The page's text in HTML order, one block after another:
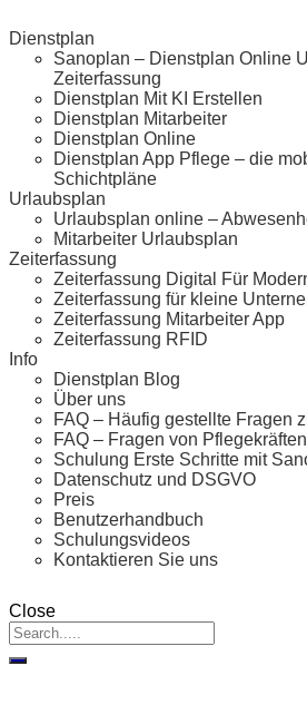
Dienstplan
Sanoplan – Dienstplan Online
Zeiterfassung
Dienstplan Mit KI Erstellen
Dienstplan Mitarbeiter
Dienstplan Online
Dienstplan App Pflege – die
Schichtpläne
Urlaubsplan
Urlaubsplan online –
Mitarbeiter Urlaubsplan
Zeiterfassung
Zeiterfassung Digital Für
Zeiterfassung für kleine
Zeiterfassung Mitarbeiter App
Zeiterfassung RFID
Info
Dienstplan Blog
Über uns
FAQ – Häufig gestellte Fragen
FAQ – Fragen von
Schulung Erste Schritte mit
Datenschutz und DSGVO
Preis
Benutzerhandbuch
Schulungsvideos
Kontaktieren Sie uns
Close